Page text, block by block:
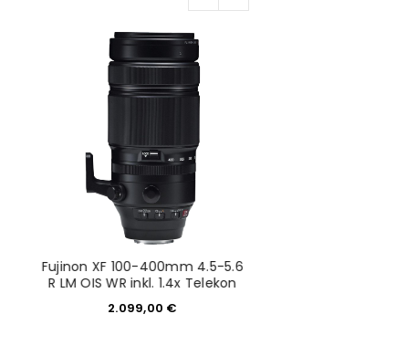
Fujinon XF 100-400mm 4.5-5.6
R LM OIS WR inkl. 1.4x Telekon
2.099,00 €